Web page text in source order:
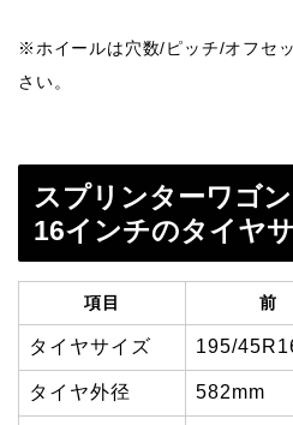
※ホイールは穴数/ピッチ/オフセ
さい。
スプリンターワゴン
16インチのタイヤ
項目 前
タイヤサイズ 195/
タイヤ外径 582mm